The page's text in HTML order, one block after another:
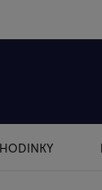
HODINKY